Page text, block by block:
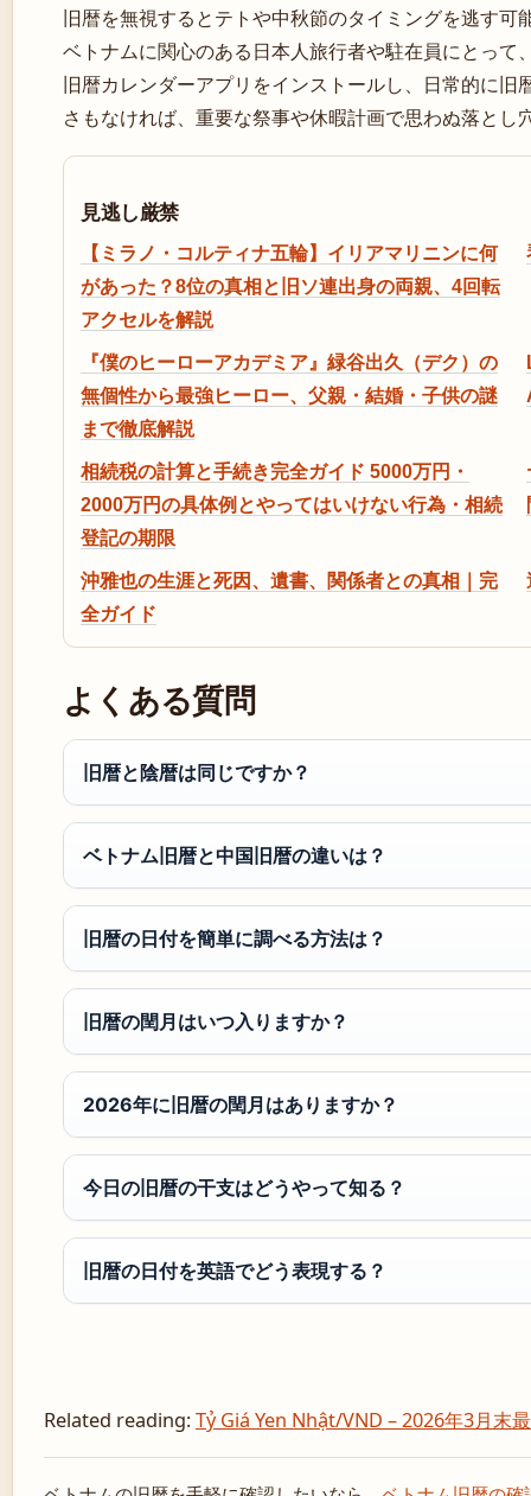
旧暦を無視するとテトや中秋節のタイミングを逃す可
ベトナムに関心のある日本人旅行者や駐在員にとって
旧暦カレンダーアプリをインストールし、日常的に
さもなければ、重要な祭事や休暇計画で思わぬ落とし
見逃し厳禁
【ミラノ・コルティナ五輪】イリアマリニンに何
があった？8位の真相と旧ソ連出身の両親、4回転
アクセルを解説
『僕のヒーローアカデミア』緑谷出久（デク）の
無個性から最強ヒーロー、父親・結婚・子供の謎
まで徹底解説
相続税の計算と手続き完全ガイド 5000万円・
2000万円の具体例とやってはいけない行為・相続
登記の期限
沖雅也の生涯と死因、遺書、関係者との真相｜完
全ガイド
よくある質問
旧暦と陰暦は同じですか？
ベトナム旧暦と中国旧暦の違いは？
旧暦の日付を簡単に調べる方法は？
旧暦の閏月はいつ入りますか？
2026年に旧暦の閏月はありますか？
今日の旧暦の干支はどうやって知る？
旧暦の日付を英語でどう表現する？
Related reading:Tỷ Giá Yen Nhật/VND – 2026年3月末